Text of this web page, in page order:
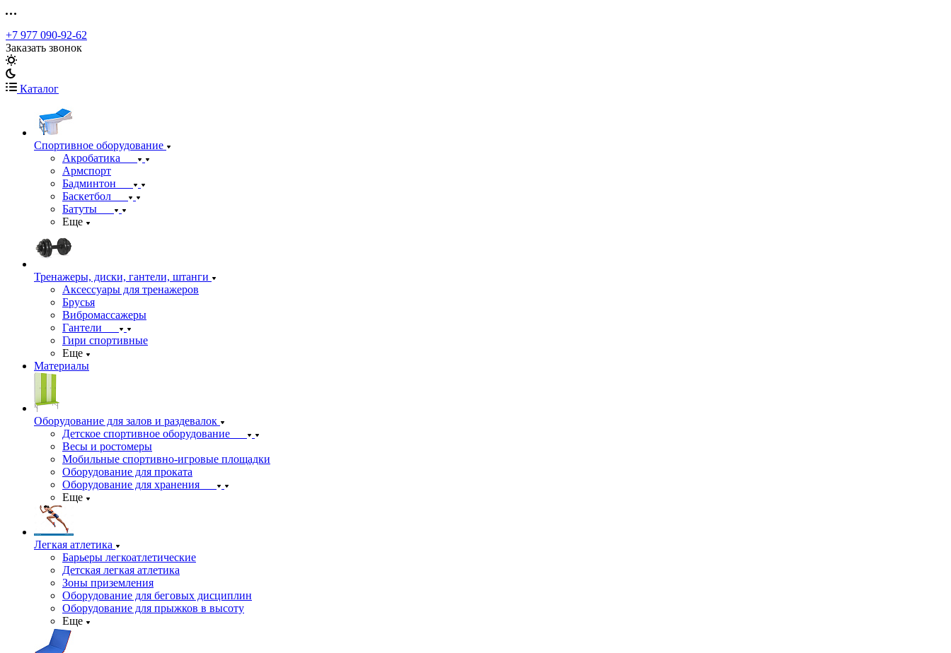
+7 977 090-92-62
Заказать звонок
Каталог
Спортивное оборудование
Акробатика
Армспорт
Бадминтон
Баскетбол
Батуты
Еще
Тренажеры, диски, гантели, штанги
Аксессуары для тренажеров
Брусья
Вибромассажеры
Гантели
Гири спортивные
Еще
Материалы
Оборудование для залов и раздевалок
Детское спортивное оборудование
Весы и ростомеры
Мобильные спортивно-игровые площадки
Оборудование для проката
Оборудование для хранения
Еще
Легкая атлетика
Барьеры легкоатлетические
Детская легкая атлетика
Зоны приземления
Оборудование для беговых дисциплин
Оборудование для прыжков в высоту
Еще